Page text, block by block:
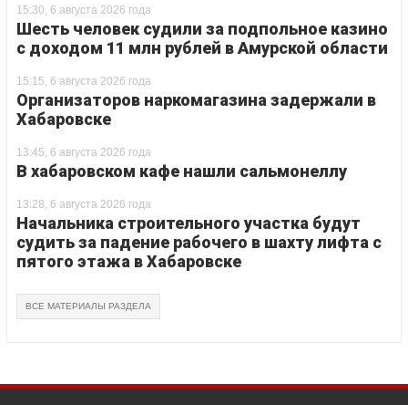
15:30, 6 августа 2026 года
Шесть человек судили за подпольное казино
с доходом 11 млн рублей в Амурской области
15:15, 6 августа 2026 года
Организаторов наркомагазина задержали в
Хабаровске
13:45, 6 августа 2026 года
В хабаровском кафе нашли сальмонеллу
13:28, 6 августа 2026 года
Начальника строительного участка будут
судить за падение рабочего в шахту лифта с
пятого этажа в Хабаровске
ВСЕ МАТЕРИАЛЫ РАЗДЕЛА